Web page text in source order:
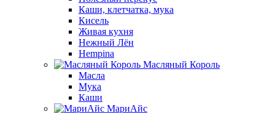
Каши, клетчатка, мука
Кисель
Живая кухня
Нежный Лён
Hempina
Масляный Король
Масла
Мука
Каши
МариАйс